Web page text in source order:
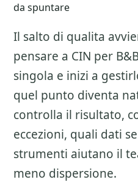
da spuntare
Il salto di qualita
pensare a CIN per
singola e inizi a
quel punto diventa
controlla il risultato,
eccezioni, quali dati
strumenti aiutano il
meno dispersione.